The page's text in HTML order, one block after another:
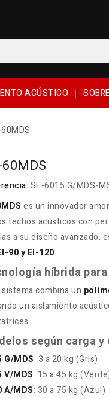
ACÚSTICO
SE-6015 G/MDS-
es un innovador
techos acústicos con
a su diseño avanzado,
90 y EI-120.
híbrida
combina un
un aislamiento
según carga y
G/MDS: 3 a 20 kg (Gris)
V/MDS: 15 a 45 kg
A/MDS: 30 a 75 kg (Azul)